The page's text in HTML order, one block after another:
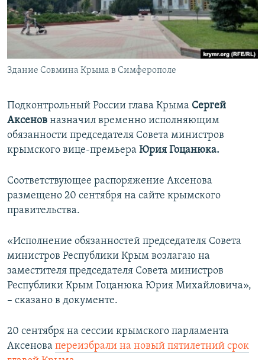
ПОБЕДИТЕЛЕЙ НЕ СУДЯТ?
КРЫМ.НЕПОКОРЕННЫЙ
УКРАИНСКАЯ ПРОБЛЕМА КРЫМА
ПРИСОЕДИНЯЙТЕСЬ!
Здание Совмина Крыма в Симферополе
Подконтрольный России глава Крыма Сергей
Аксенов назначил временно исполняющим
обязанности председателя Совета министров
крымского вице-премьера Юрия Гоцанюка.
Соответствующее распоряжение Аксенова
размещено 20 сентября на сайте крымского
правительства.
«Исполнение обязанностей председателя Совета
министров Республики Крым возлагаю на
заместителя председателя Совета министров
Республики Крым Гоцанюка Юрия Михайловича»,
– сказано в документе.
20 сентября на сессии крымского парламента
Аксенова переизбрали на новый пятилетний срок